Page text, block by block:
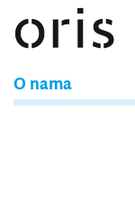
O nama